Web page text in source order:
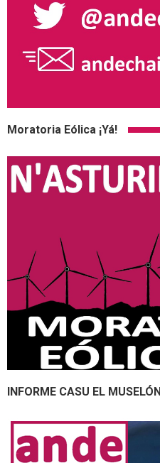
Moratoria Eólica ¡Yá!
INFORME CASU EL MUSELÓN